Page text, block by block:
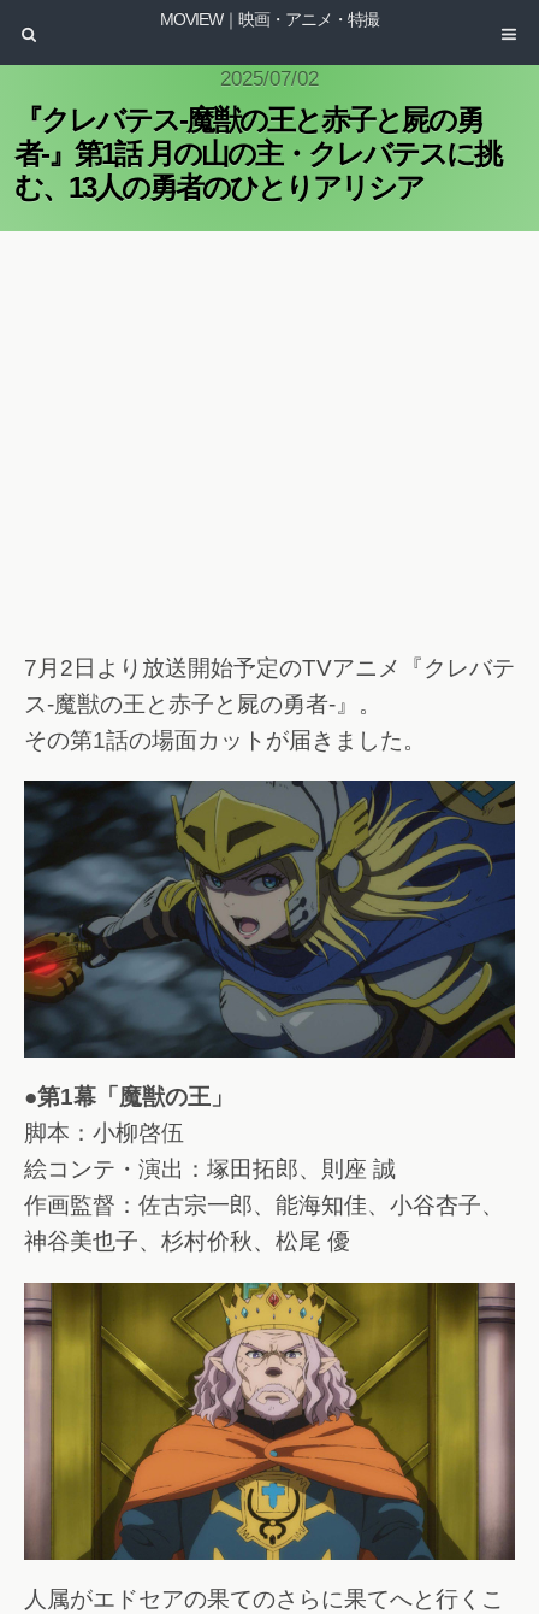
MOVIEW｜映画・アニメ・特撮
2025/07/02
『クレバテス-魔獣の王と赤子と屍の勇
者-』第1話 月の山の主・クレバテスに挑
む、13人の勇者のひとりアリシア
7月2日より放送開始予定のTVアニメ『クレバテ
ス-魔獣の王と赤子と屍の勇者-』。
その第1話の場面カットが届きました。
●第1幕「魔獣の王」
脚本：小柳啓伍
絵コンテ・演出：塚田拓郎、則座 誠
作画監督：佐古宗一郎、能海知佳、小谷杏子、
神谷美也子、杉村价秋、松尾 優
人属がエドセアの果てのさらに果てへと行くこ